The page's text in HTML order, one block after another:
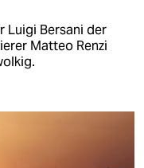
Luigi Bersani der
Matteo Renzi